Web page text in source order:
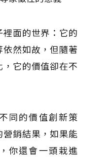
面的世界：它的
然如故，但隨著
它的價值卻在不
同的價值創新策
銷結果，如果能
你還會一頭栽進